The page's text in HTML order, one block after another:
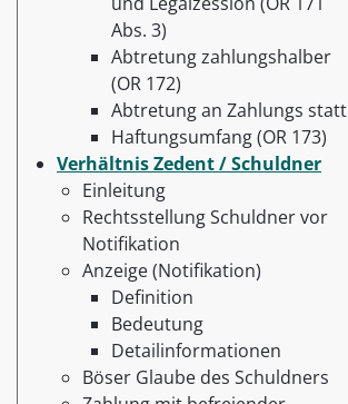
Abs. 3)
Abtretung zahlungshalber
(OR 172)
Abtretung an Zahlungs statt
Haftungsumfang (OR 173)
Verhältnis Zedent / Schuldner
Einleitung
Rechtsstellung Schuldner vor
Notifikation
Anzeige (Notifikation)
Definition
Bedeutung
Detailinformationen
Böser Glaube des Schuldners